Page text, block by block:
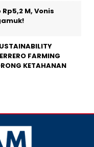
M, Vonis
FARMING
KETAHANAN